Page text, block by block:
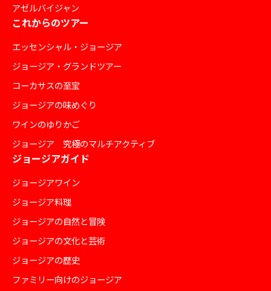
アゼルバイジャン
これからのツアー
エッセンシャル・ジョージア
ジョージア・グランドツアー
コーカサスの至宝
ジョージアの味めぐり
ワインのゆりかご
ジョージア 究極のマルチアクティブ
ジョージアガイド
ジョージアワイン
ジョージア料理
ジョージアの自然と冒険
ジョージアの文化と芸術
ジョージアの歴史
ファミリー向けのジョージア